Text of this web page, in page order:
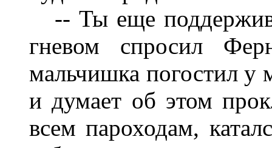
-- Ты еще
гневом спросил
мальчишка погостил у
и думает об этом
всем пароходам,